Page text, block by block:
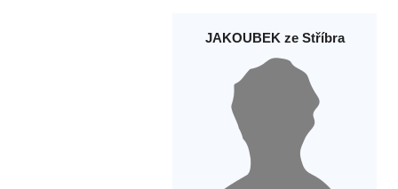
JAKOUBEK ze Stříbra